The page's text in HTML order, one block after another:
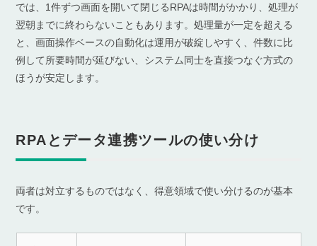
では、1件ずつ画面を開いて閉じるRPAは時間がかかり、処理が
翌朝までに終わらないこともあります。処理量が一定を超える
と、画面操作ベースの自動化は運用が破綻しやすく、件数に比
例して所要時間が延びない、システム同士を直接つなぐ方式の
ほうが安定します。
RPAとデータ連携ツールの使い分け
両者は対立するものではなく、得意領域で使い分けるのが基本
です。